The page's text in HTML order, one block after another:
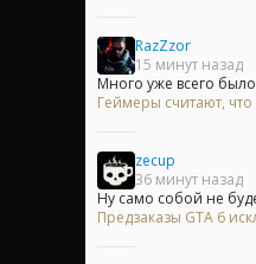
RazZzor
15 минут назад
Много уже всего
Геймеры считают,
zecup
36 минут назад
Ну само собой не
Предзаказы GTA 6